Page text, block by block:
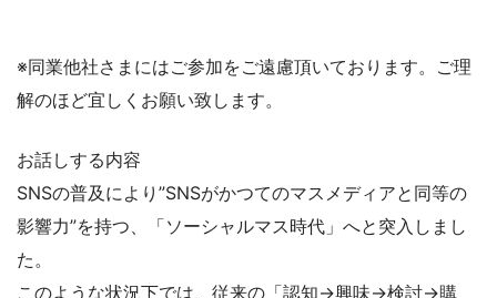
※同業他社さまにはご参加をご遠慮頂いております。ご理
解のほど宜しくお願い致します。
お話しする内容
SNSの普及により”SNSがかつてのマスメディアと同等の
影響力”を持つ、「ソーシャルマス時代」へと突入しまし
た。
このような状況下では、従来の「認知→興味→検討→購